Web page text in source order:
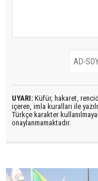
UYARI: Küfür, hakaret,
içeren, imla kuralları ile
Türkçe karakter
onaylanmamaktadır.